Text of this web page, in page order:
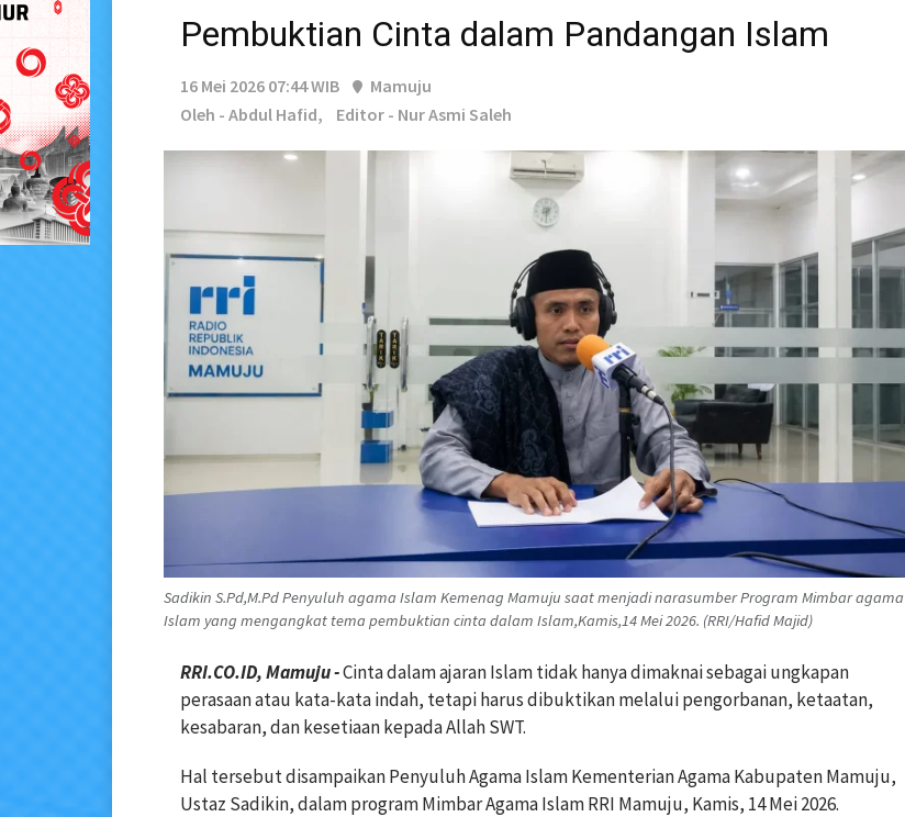
Pembuktian Cinta dalam Pandangan Islam
16 Mei 2026 07:44 WIB
Mamuju
Oleh - Abdul Hafid,
Editor - Nur Asmi Saleh
Sadikin S.Pd,M.Pd Penyuluh agama Islam Kemenag Mamuju saat menjadi narasumber Program Mimbar agama
Islam yang mengangkat tema pembuktian cinta dalam Islam,Kamis,14 Mei 2026. (RRI/Hafid Majid)
RRI.CO.ID, Mamuju -Cinta dalam ajaran Islam tidak hanya dimaknai sebagai ungkapan
perasaan atau kata-kata indah, tetapi harus dibuktikan melalui pengorbanan, ketaatan,
kesabaran, dan kesetiaan kepada Allah SWT.
Hal tersebut disampaikan Penyuluh Agama Islam Kementerian Agama Kabupaten Mamuju,
Ustaz Sadikin, dalam program Mimbar Agama Islam RRI Mamuju, Kamis, 14 Mei 2026.